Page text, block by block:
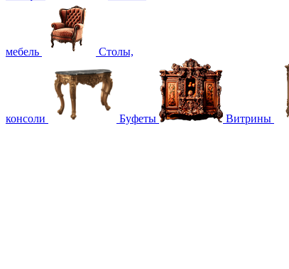
мебель Столы,
консоли Буфеты Витрины